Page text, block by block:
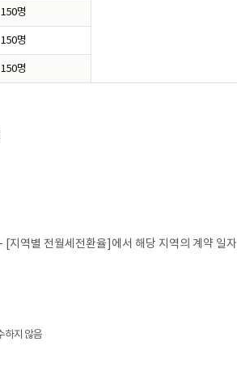
150명
150명
150명
역별 전월세전환율]에서 해당 지역의 계약 일자
하지 않음